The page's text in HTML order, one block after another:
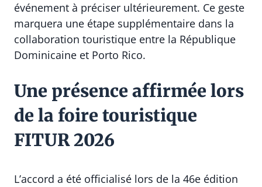
événement à préciser ultérieurement. Ce geste
marquera une étape supplémentaire dans la
collaboration touristique entre la République
Dominicaine et Porto Rico.
Une présence affirmée lors
de la foire touristique
FITUR 2026
L’accord a été officialisé lors de la 46e édition